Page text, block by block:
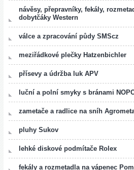
návěsy, přepravníky, fekály,
dobytčáky Western
válce a zpracování půdy SMScz
meziřádkové plečky Hatzenbichler
přísevy a údržba luk APV
luční a polní smyky s bránami
zametače a radlice na sníh
pluhy Sukov
lehké diskové podmítače Rolex
fekály a rozmetadla na vápenec